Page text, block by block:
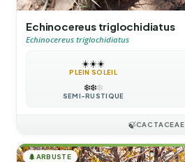
Echinocereus triglochidiatus
Echinocereus triglochidiatus
☀️☀️☀️
PLEIN SOLEIL
❄️❄️❄️
SEMI-RUSTIQUE
🍃CACTACEAE
🌲ARBUSTE